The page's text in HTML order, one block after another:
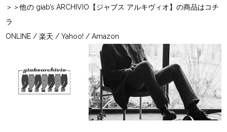
＞＞他の giab’s ARCHIVIO【ジャブス アルキヴィオ】の商品はコチ
ラ
ONLINE /楽天 /Yahoo! /Amazon